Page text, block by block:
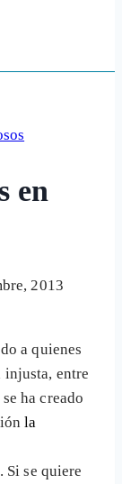
en
2013
a quienes
injusta, entre
ha creado
la
. Si se quiere